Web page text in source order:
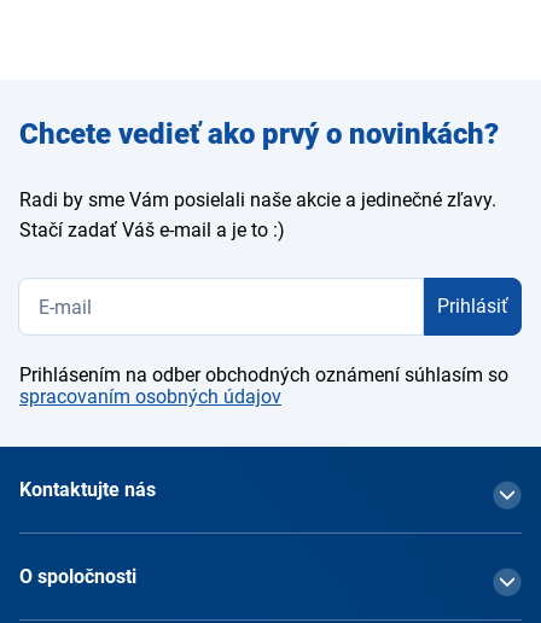
Zadajte
e-mail
Chcete vedieť ako prvý o novinkách?
Radi by sme Vám posielali naše akcie a jedinečné zľavy.
Stačí zadať Váš e-mail a je to :)
Prihlásiť
Prihlásením na odber obchodných oznámení súhlasím so
spracovaním osobných údajov
Kontaktujte nás
O spoločnosti